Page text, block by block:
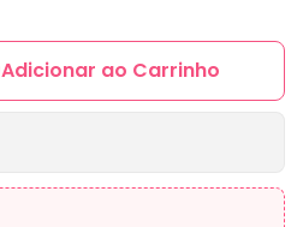
Adicionar ao Carrinho